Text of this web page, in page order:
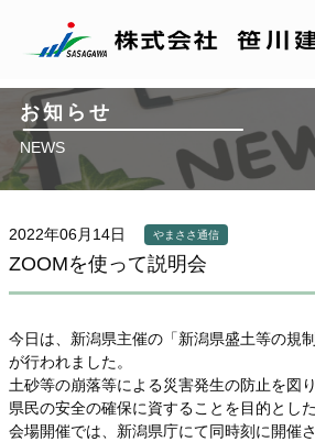
お知らせ
NEWS
2022年06月14日 やまささ通信
ZOOMを使って説明会
今日は、新潟県主催の「新潟県盛土等の規
が行われました。
土砂等の崩落等による災害発生の防止を図り
県民の安全の確保に資することを目的とし
会場開催では、新潟県庁にて同時刻に開催